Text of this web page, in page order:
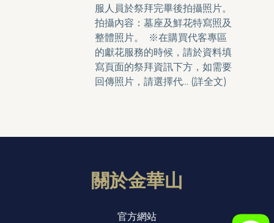
服人員於祭拜完畢後拍攝照片。
拍攝內容：墓座及鮮花特寫照及
整體照片。 ※在購買代客專區
的獻花服務的時候，請於資料填
寫頁面的祭拜資訊下方，如需要
回傳照片，請選擇代... (詳全文)
關於金華山
官方網站